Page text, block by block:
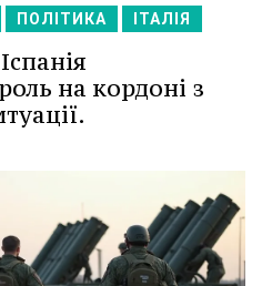
ПОЛІТИКА ІТАЛІЯ
на кордоні з